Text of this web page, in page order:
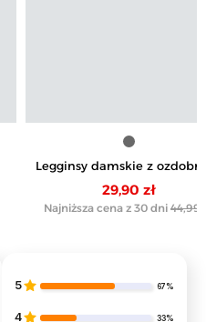
Legginsy damskie z
zamkiem z boku
29,90 zł
Najniższa cena z 30 dni 44,99
5 67%
4 33%